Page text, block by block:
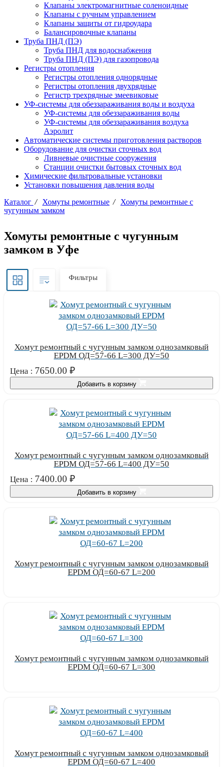
Клапаны электромагнитные соленоидные
Клапаны с ручным управлением
Клапаны защиты от гидроудара
Балансировочные клапаны
Труба ПНД (ПЭ)
Труба ПНД для водоснабжения
Труба ПНД (ПЭ) для газопровода
Регистры отопления
Регистры отопления однорядные
Регистры отопления двухрядные
Регистр трехрядные змеевиковые
УФ-системы для обеззараживания воды и воздуха
УФ-системы для обеззараживания воды
УФ-системы для обеззараживания воздуха
Аэролит
Автоматические системы приготовления растворов
Оборудование для очистки сточных вод
Ливневые очистные сооружения
Станции очистки бытовых сточных вод
Химические фильтровальные установки
Установки повышения давления воды
Каталог / Хомуты ремонтные / Хомуты ремонтные с
чугунным замком
Хомуты ремонтные с чугунным
замком в Уфе
Фильтры
Хомут ремонтный с чугунным замком однозамковый
EPDM ОД=57-66 L=300 ДУ=50
Цена : 7650.00 ₽
Добавить в корзину
Хомут ремонтный с чугунным замком однозамковый
EPDM ОД=57-66 L=400 ДУ=50
Цена : 7400.00 ₽
Добавить в корзину
Хомут ремонтный с чугунным замком однозамковый
EPDM ОД=60-67 L=200
Хомут ремонтный с чугунным замком однозамковый
EPDM ОД=60-67 L=300
Хомут ремонтный с чугунным замком однозамковый
EPDM ОД=60-67 L=400